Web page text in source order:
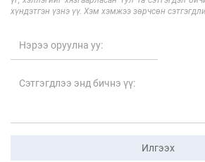
хүндэтгэн үзнэ үү. Хэм хэмжээ зөрчсөн
Илгээх